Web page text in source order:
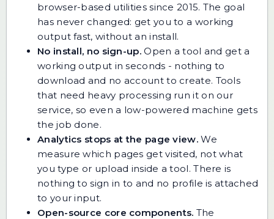
browser-based utilities since 2015. The goal
has never changed: get you to a working
output fast, without an install.
No install, no sign-up.Open a tool and get a
working output in seconds - nothing to
download and no account to create. Tools
that need heavy processing run it on our
service, so even a low-powered machine gets
the job done.
Analytics stops at the page view.We
measure which pages get visited, not what
you type or upload inside a tool. There is
nothing to sign in to and no profile is attached
to your input.
Open-source core components. The